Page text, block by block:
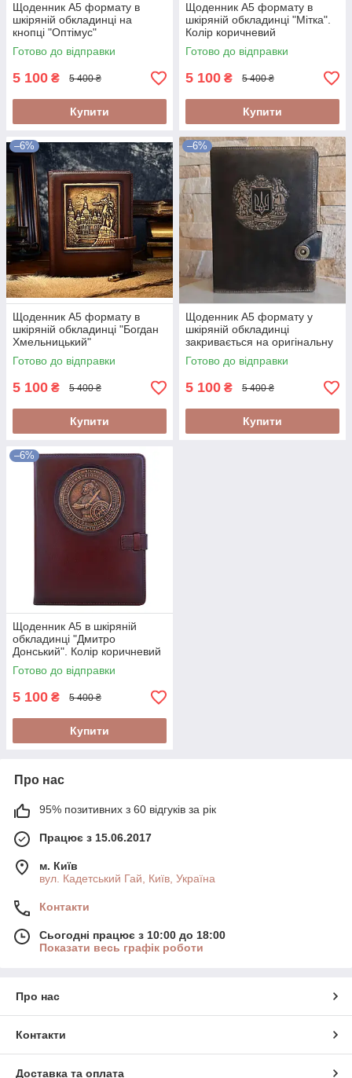
Щоденник А5 формату в
шкіряній обкладинці на
кнопці "Оптімус"
Готово до відправки
5 100 ₴ 5 400 ₴
Купити
Щоденник А5 формату в
шкіряній обкладинці "Мітка".
Колір коричневий
Готово до відправки
5 100 ₴ 5 400 ₴
Купити
–6%
Щоденник А5 формату в
шкіряній обкладинці "Богдан
Хмельницький"
Готово до відправки
5 100 ₴ 5 400 ₴
Купити
–6%
Щоденник А5 формату у
шкіряній обкладинці
закривається на оригінальну
кнопку "Герб України"
Готово до відправки
5 100 ₴ 5 400 ₴
Купити
–6%
Щоденник А5 в шкіряній
обкладинці "Дмитро
Донський". Колір коричневий
Готово до відправки
5 100 ₴ 5 400 ₴
Купити
Про нас
95% позитивних з 60 відгуків за рік
Працює з 15.06.2017
м. Київ
вул. Кадетський Гай, Київ, Україна
Контакти
Сьогодні працює з 10:00 до 18:00
Показати весь графік роботи
Про нас
Контакти
Доставка та оплата